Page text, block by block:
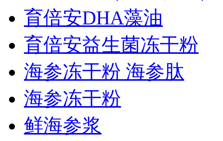
育倍安DHA藻油
育倍安益生菌冻干粉
海参冻干粉 海参肽
海参冻干粉
鲜海参浆